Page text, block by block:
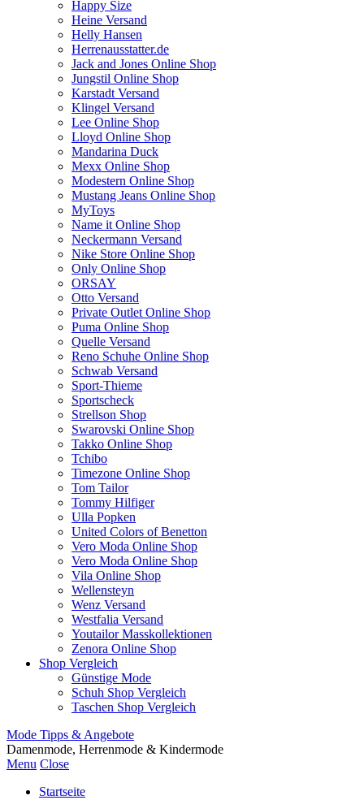
Happy Size
Heine Versand
Helly Hansen
Herrenausstatter.de
Jack and Jones Online Shop
Jungstil Online Shop
Karstadt Versand
Klingel Versand
Lee Online Shop
Lloyd Online Shop
Mandarina Duck
Mexx Online Shop
Modestern Online Shop
Mustang Jeans Online Shop
MyToys
Name it Online Shop
Neckermann Versand
Nike Store Online Shop
Only Online Shop
ORSAY
Otto Versand
Private Outlet Online Shop
Puma Online Shop
Quelle Versand
Reno Schuhe Online Shop
Schwab Versand
Sport-Thieme
Sportscheck
Strellson Shop
Swarovski Online Shop
Takko Online Shop
Tchibo
Timezone Online Shop
Tom Tailor
Tommy Hilfiger
Ulla Popken
United Colors of Benetton
Vero Moda Online Shop
Vero Moda Online Shop
Vila Online Shop
Wellensteyn
Wenz Versand
Westfalia Versand
Youtailor Masskollektionen
Zenora Online Shop
Shop Vergleich
Günstige Mode
Schuh Shop Vergleich
Taschen Shop Vergleich
Mode Tipps & Angebote
Damenmode, Herrenmode & Kindermode
Menu Close
Startseite